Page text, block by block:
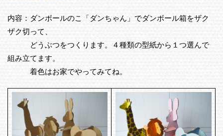
内容：ダンボールのこ「ダンちゃん」でダンボール箱をザク
ザク切って、
どうぶつをつくります。４種類の型紙から１つ選んで
組み立てます。
着色はお家でやってみてね。